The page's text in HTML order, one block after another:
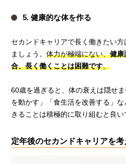
5. 健康的な体を作る
セカンドキャリアで長く働きたい
ましょう。体力が極端にない、健康
合、長く働くことは困難です。
60歳を過ぎると、体の衰えは隠せ
を動かす」「食生活を改善する」
きることは積極的に取り組むと良い
定年後のセカンドキャリアを